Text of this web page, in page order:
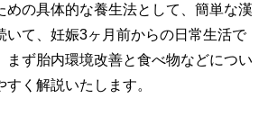
めの具体的な養生法として、簡単な漢
いて、妊娠3ヶ月前からの日常生活で
まず胎内環境改善と食べ物などについ
く解説いたします。